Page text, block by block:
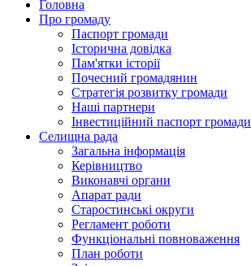
Головна
Про громаду
Паспорт громади
Історична довідка
Пам'ятки історії
Почесний громадянин
Стратегія розвитку громади
Наші партнери
Інвестиційний паспорт громади
Селищна рада
Загальна інформація
Керівництво
Виконавчі органи
Апарат ради
Старостинські округи
Регламент роботи
Функціональні повноваження
План роботи